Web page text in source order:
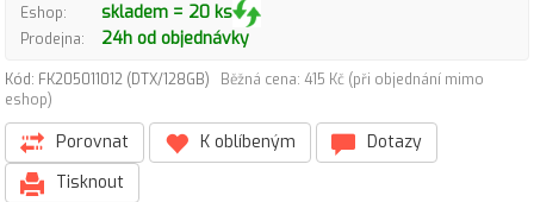
Eshop: skladem = 20 ks
Prodejna: 24h od objednávky
Kód: FK205011012 (DTX/128GB)
Běžná cena: 415 Kč (při objednání mimo
eshop)
Porovnat K oblíbeným
Dotazy
Tisknout